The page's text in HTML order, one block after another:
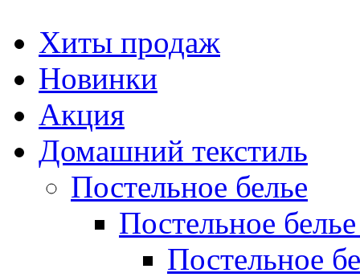
Хиты продаж
Новинки
Акция
Домашний текстиль
Постельное белье
Постельное
Постельное